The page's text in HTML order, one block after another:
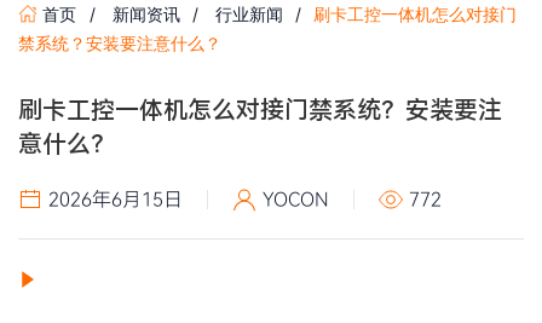
首页 新闻资讯 行业新闻
刷卡工控一体机怎么对接门
禁系统？安装要注意什么？
刷卡工控一体机怎么对接门禁系统？安装要注
意什么？
2026年6月15日 YOCON 772